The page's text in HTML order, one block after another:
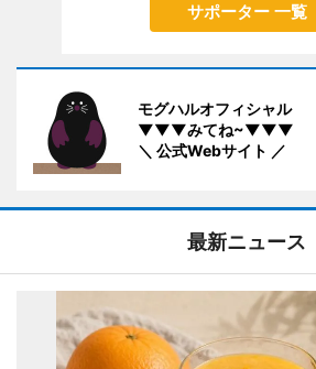
サポーター 一覧
モグハルオフィシャル
▼▼▼みてね~▼▼▼
＼ 公式Webサイト ／
最新ニュース